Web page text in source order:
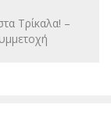
Τρίκαλα! –